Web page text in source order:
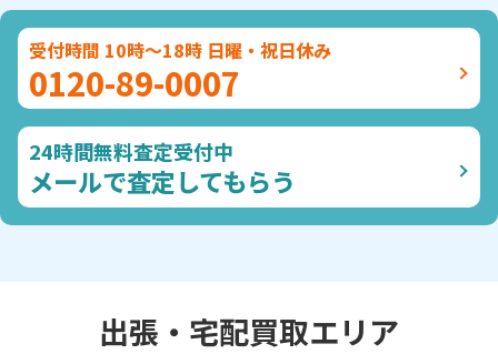
受付時間 10時～18時 日曜・祝日休み
0120-89-0007
24時間無料査定受付中
メールで査定してもらう
出張・宅配買取エリア